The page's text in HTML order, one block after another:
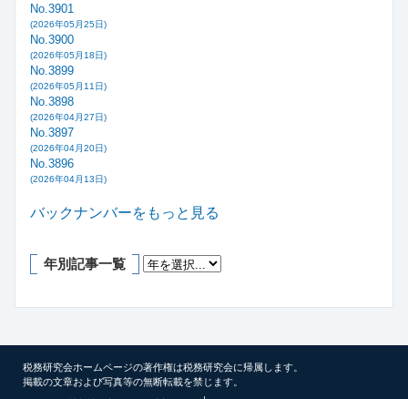
No.3901
(2026年05月25日)
No.3900
(2026年05月18日)
No.3899
(2026年05月11日)
No.3898
(2026年04月27日)
No.3897
(2026年04月20日)
No.3896
(2026年04月13日)
バックナンバーをもっと見る
年別記事一覧
税務研究会ホームページの著作権は税務研究会に帰属します。
掲載の文章および写真等の無断転載を禁じます。